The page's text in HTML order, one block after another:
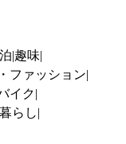
趣味
ファッション
イク
暮らし